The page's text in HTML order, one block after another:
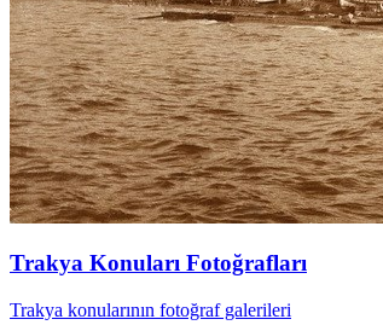
Trakya Konuları Fotoğrafları
Trakya konularının fotoğraf galerileri